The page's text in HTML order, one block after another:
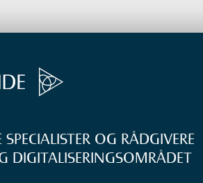
OG RÅDGIVERE
DIGITALISERINGS­OMRÅDET